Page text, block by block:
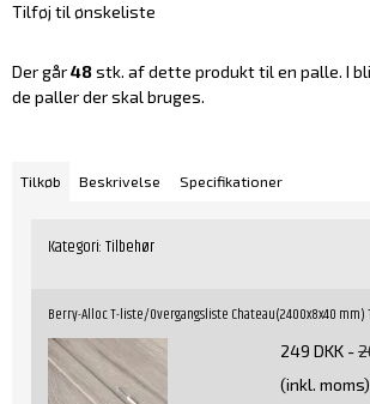
Tilføj til ønskeliste
Der går48stk. af dette produkt til en palle. I
de paller der skal bruges.
Tilkøb Beskrivelse Specifikationer
Kategori:Tilbehør
Berry-Alloc T-liste/Overgangsliste Chateau(2400x8x40 mm)
249 DKK -
(inkl. moms)